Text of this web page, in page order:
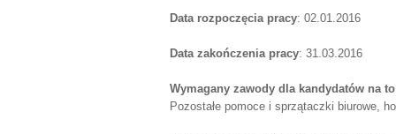
Data rozpoczęcia pracy: 02.01.2016
Data zakończenia pracy: 31.03.2016
Wymagany zawody dla kandydatów na
Pozostałe pomoce i sprzątaczki biurowe,